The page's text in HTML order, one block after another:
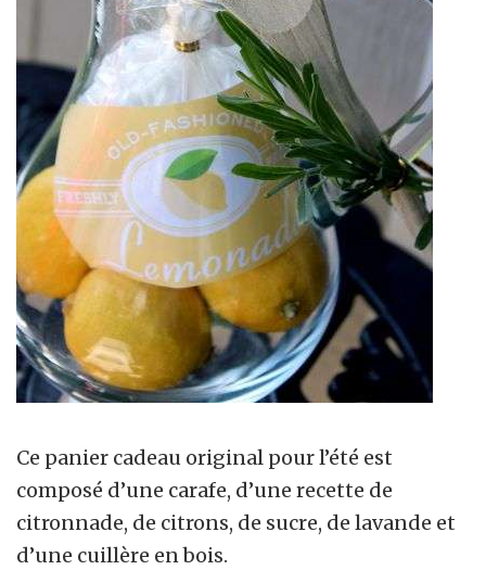
Ce panier cadeau original pour l’été est
composé d’une carafe, d’une recette de
citronnade, de citrons, de sucre, de lavande et
d’une cuillère en bois.